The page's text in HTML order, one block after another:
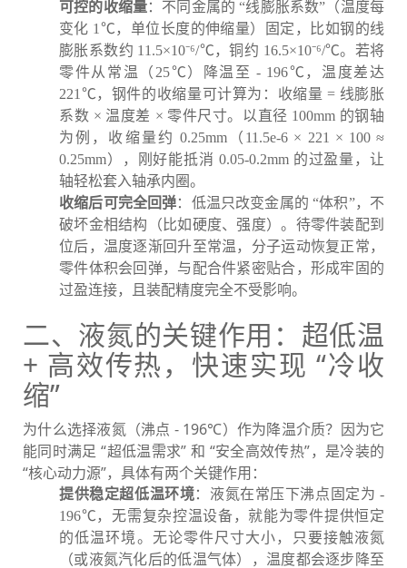
可控的收缩量：不同金属的 “线膨胀系数”（温度每
变化 1℃，单位长度的伸缩量）固定，比如钢的线
膨胀系数约 11.5×10⁻⁶/℃，铜约 16.5×10⁻⁶/℃。若将
零件从常温（25℃）降温至 - 196℃，温度差达
221℃，钢件的收缩量可计算为：收缩量 = 线膨胀
系数 × 温度差 × 零件尺寸。以直径 100mm 的钢轴
为例，收缩量约 0.25mm（11.5e-6 × 221 × 100 ≈
0.25mm），刚好能抵消 0.05-0.2mm 的过盈量，让
轴轻松套入轴承内圈。
收缩后可完全回弹：低温只改变金属的 “体积”，不
破坏金相结构（比如硬度、强度）。待零件装配到
位后，温度逐渐回升至常温，分子运动恢复正常，
零件体积会回弹，与配合件紧密贴合，形成牢固的
过盈连接，且装配精度完全不受影响。
二、液氮的关键作用：超低温
+ 高效传热，快速实现 “冷收
缩”
为什么选择液氮（沸点 - 196℃）作为降温介质？因为它
能同时满足 “超低温需求” 和 “安全高效传热”，是冷装的
“核心动力源”，具体有两个关键作用：
提供稳定超低温环境：液氮在常压下沸点固定为 -
196℃，无需复杂控温设备，就能为零件提供恒定
的低温环境。无论零件尺寸大小，只要接触液氮
（或液氮汽化后的低温气体），温度都会逐步降至